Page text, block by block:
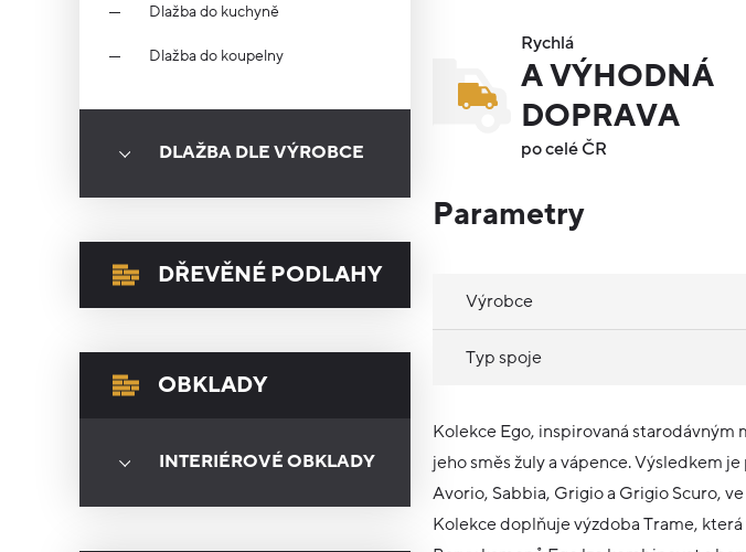
Dlažba do kuchyně
Dlažba do koupelny
DLAŽBA DLE VÝROBCE
DŘEVĚNÉ PODLAHY
OBKLADY
INTERIÉROVÉ OBKLADY
Rychlá
A VÝHODNÁ
DOPRAVA
po celé ČR
Parametry
Výrobce
Typ spoje
Kolekce Ego, inspirovaná
jeho směs žuly a vápence. Výsledkem
Avorio, Sabbia, Grigio a Grigio Scuro,
Kolekce doplňuje výzdoba Trame,